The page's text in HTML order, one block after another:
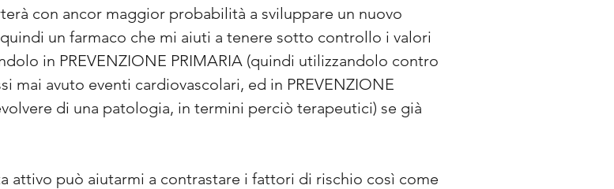
con ancor maggior probabilità a sviluppare un nuovo
un farmaco che mi aiuti a tenere sotto controllo i valori
in PREVENZIONE PRIMARIA (quindi utilizzandolo contro
mai avuto eventi cardiovascolari, ed in PREVENZIONE
di una patologia, in termini perciò terapeutici) se già
attivo può aiutarmi a contrastare i fattori di rischio così come